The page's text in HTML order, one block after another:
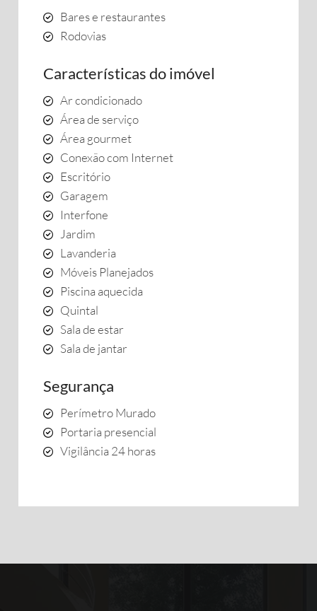
Bares e restaurantes
Rodovias
Características do imóvel
Ar condicionado
Área de serviço
Área gourmet
Conexão com Internet
Escritório
Garagem
Interfone
Jardim
Lavanderia
Móveis Planejados
Piscina aquecida
Quintal
Sala de estar
Sala de jantar
Segurança
Perímetro Murado
Portaria presencial
Vigilância 24 horas